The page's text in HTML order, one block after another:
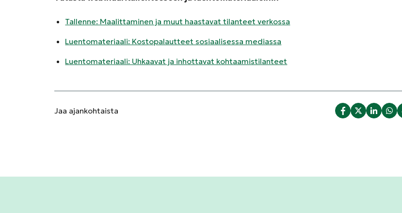
Tallenne: Maalittaminen ja muut haastavat tilanteet verkossa
Luentomateriaali: Kostopalautteet sosiaalisessa mediassa
Luentomateriaali: Uhkaavat ja inhottavat kohtaamistilanteet
Jaa ajankohtaista